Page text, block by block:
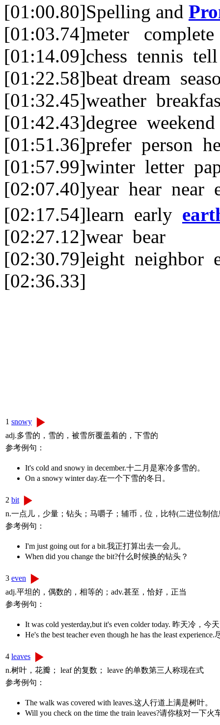
[01:00.80]Spelling and
[01:03.74]meter
[01:14.09]chess tennis
[01:22.58]beat dream
[01:32.45]weather
[01:42.43]degree
[01:51.36]prefer person
[01:57.99]winter letter
[02:07.40]year hear near
[02:17.54]learn early
[02:27.12]wear bear
[02:30.79]eight neighbor
[02:36.33]
1 snowy
adj.多雪的，雪的，被雪所覆盖着的，下雪的
参考例句：
It's cold and snowy in december.十二月是寒冷多雪的。
On a snowy winter day.在一个下雪的冬日。
2 bit
n.一点儿，少量；钻头；马嚼子；辅币，位，比特(二进位制
参考例句：
I'm just going out for a bit.我正打算出去一会儿。
When did you change the bit?什么时候换的钻头？
3 even
adj.平坦的，偶数的，相等的；adv.甚至，恰好，正当
参考例句：
It was cold yesterday,but it's even colder today. 昨天冷，今
He's the best teacher even though he has the least
4 leaves
n.树叶，花瓣； leaf 的复数； leave 的单数第三人称现在式
参考例句：
The walk was covered with leaves.这人行道上满是树叶。
Will you check on the time the train leaves?请你核对一下